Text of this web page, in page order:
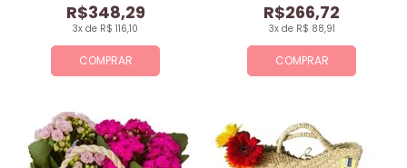
COMPRAR
3x de R$ 116,10
R$348,29
COMPRAR
3x de R$ 88,91
R$266,72